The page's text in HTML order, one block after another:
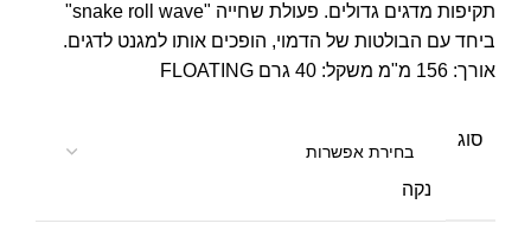
תקיפות מדגים גדולים. פעולת שחייה "snake roll wave"
ביחד עם הבולטות של הדמוי, הופכים אותו למגנט לדגים.
אורך: 156 מ"מ משקל: 40 גרם FLOATING
סוג
נקה